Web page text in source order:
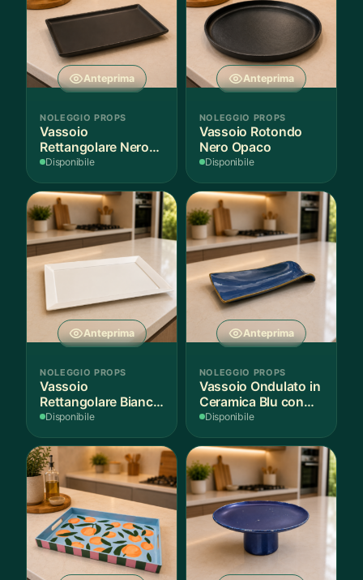
Anteprima
NOLEGGIO PROPS
Vassoio
Rettangolare Nero
Opaco
Disponibile
Anteprima
NOLEGGIO PROPS
Vassoio Rotondo
Nero Opaco
Disponibile
Anteprima
NOLEGGIO PROPS
Vassoio
Rettangolare Bianco
per Scenografie
Disponibile
Anteprima
NOLEGGIO PROPS
Vassoio Ondulato in
Ceramica Blu con
Bordo Dorato
Disponibile